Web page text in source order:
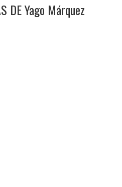
DE Yago Márquez